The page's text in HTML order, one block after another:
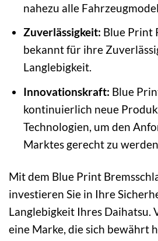
nahezu alle
Zuverlässigkeit: Blue Print
bekannt für ihre
Langlebigkeit.
Innovationskraft: Blue
kontinuierlich neue
Technologien, um den
Marktes gerecht zu
Mit dem Blue Print
investieren Sie in Ihre
Langlebigkeit Ihres Daihatsu.
eine Marke, die sich bewährt